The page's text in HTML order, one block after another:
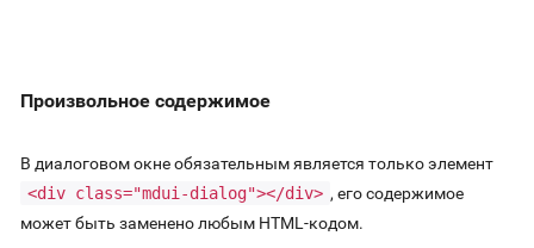
Произвольное содержимое
В диалоговом окне обязательным является только элемент
<div class="mdui-dialog"></div> , его содержимое
может быть заменено любым HTML-кодом.